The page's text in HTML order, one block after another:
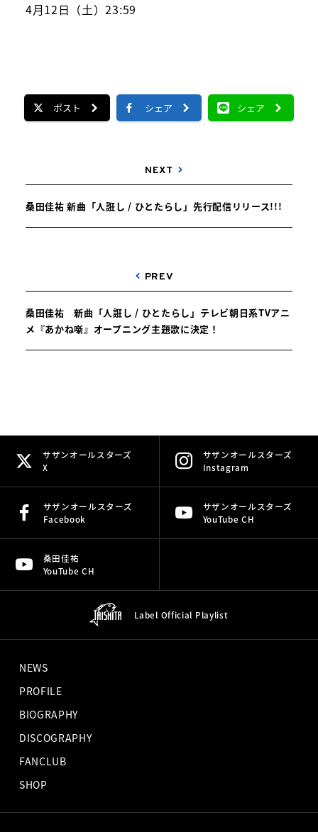
4月12日（土）23:59
ポスト シェア シェア
NEXT
桑田佳祐 新曲「人誑し / ひとたらし」先行配信リリース!!!
PREV
桑田佳祐 新曲「人誑し / ひとたらし」テレビ朝日系TVアニ
メ『あかね噺』オープニング主題歌に決定！
サザンオールスターズ
X
サザンオールスターズ
Instagram
サザンオールスターズ
Facebook
サザンオールスターズ
YouTube CH
桑田佳祐
YouTube CH
Label Official Playlist
NEWS
PROFILE
BIOGRAPHY
DISCOGRAPHY
FANCLUB
SHOP